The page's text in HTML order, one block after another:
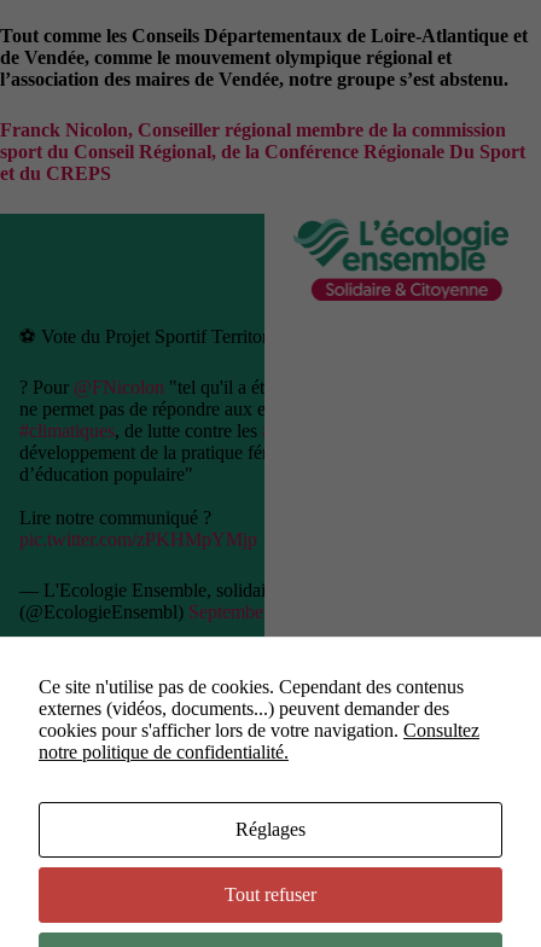
Tout comme les Conseils Départementaux de Loire-Atlantique et
de Vendée, comme le mouvement olympique régional et
l’association des maires de Vendée, notre groupe s’est abstenu.
Franck Nicolon, Conseiller régional membre de la commission
sport du Conseil Régional, de la Conférence Régionale Du Sport
et du CREPS
⚽️ Vote du Projet Sportif Territorial 2022-2027
?️ Pour @FNicolon "tel qu'il a été adopté, ce projet
ne permet pas de répondre aux enjeux
#climatiques, de lutte contre les #VSS
développement de la pratique féminine ou
d’éducation populaire"
Lire notre communiqué ?
pic.twitter.com/zPKHMpYMjp
— L'Ecologie Ensemble, solidaire & citoyenne
(@EcologieEnsembl) September 22, 2022
Ce site n'utilise pas de cookies. Cependant des contenus
externes (vidéos, documents...) peuvent demander des
cookies pour s'afficher lors de votre navigation. Consultez
notre politique de confidentialité.
Réglages
Tout refuser